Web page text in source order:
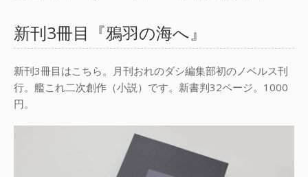
新刊3冊目『鴉羽の海へ』
新刊3冊目はこちら。月刊おれのダシ編集部初のノベルス刊
行。艦これ二次創作（小説）です。新書判32ページ。1000
円。